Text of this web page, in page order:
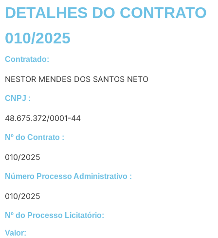
DETALHES DO CONTRATO​
010/2025
Contratado:
NESTOR MENDES DOS SANTOS NETO
CNPJ :
48.675.372/0001-44
Nº do Contrato :
010/2025
Número Processo Administrativo :
010/2025
Nº do Processo Licitatório:
Valor: